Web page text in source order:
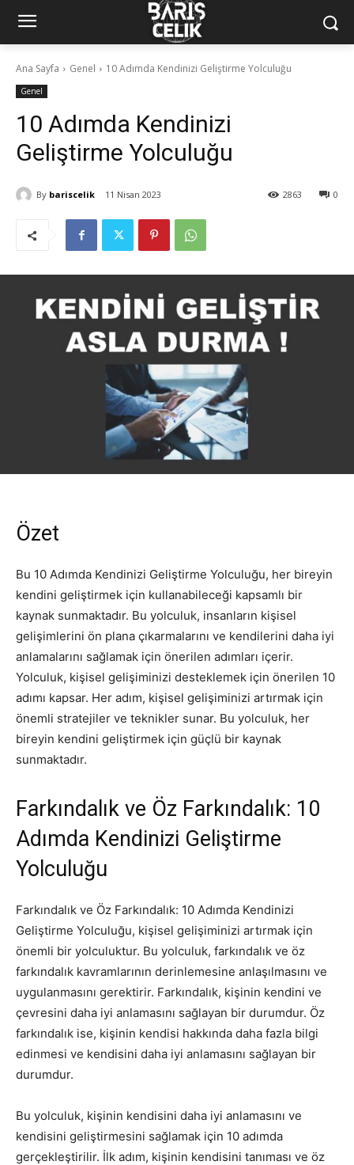
Ana Sayfa Genel 10 Adımda Kendinizi Geliştirme Yolculuğu
Genel
10 Adımda Kendinizi
Geliştirme Yolculuğu
By bariscelik 11 Nisan 2023 0
2863
Özet
Bu 10 Adımda Kendinizi Geliştirme Yolculuğu, her bireyin
kendini geliştirmek için kullanabileceği kapsamlı bir
kaynak sunmaktadır. Bu yolculuk, insanların kişisel
gelişimlerini ön plana çıkarmalarını ve kendilerini daha iyi
anlamalarını sağlamak için önerilen adımları içerir.
Yolculuk, kişisel gelişiminizi desteklemek için önerilen 10
adımı kapsar. Her adım, kişisel gelişiminizi artırmak için
önemli stratejiler ve teknikler sunar. Bu yolculuk, her
bireyin kendini geliştirmek için güçlü bir kaynak
sunmaktadır.
Farkındalık ve Öz Farkındalık: 10
Adımda Kendinizi Geliştirme
Yolculuğu
Farkındalık ve Öz Farkındalık: 10 Adımda Kendinizi
Geliştirme Yolculuğu, kişisel gelişiminizi artırmak için
önemli bir yolculuktur. Bu yolculuk, farkındalık ve öz
farkındalık kavramlarının derinlemesine anlaşılmasını ve
uygulanmasını gerektirir. Farkındalık, kişinin kendini ve
çevresini daha iyi anlamasını sağlayan bir durumdur. Öz
farkındalık ise, kişinin kendisi hakkında daha fazla bilgi
edinmesi ve kendisini daha iyi anlamasını sağlayan bir
durumdur.
Bu yolculuk, kişinin kendisini daha iyi anlamasını ve
kendisini geliştirmesini sağlamak için 10 adımda
gerçekleştirilir. İlk adım, kişinin kendisini tanıması ve öz